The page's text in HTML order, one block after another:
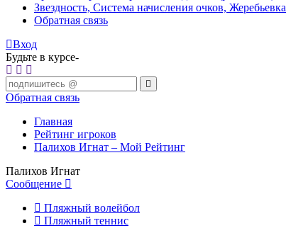
Звездность, Система начисления очков, Жеребьевка
Обратная связь
Вход
Будьте в курсе-
Обратная связь
Главная
Рейтинг игроков
Палихов Игнат – Мой Рейтинг
Палихов Игнат
Сообщение
Пляжный волейбол
Пляжный теннис